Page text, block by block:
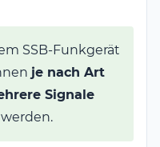
SSB-Funkgerät
je nach Art
Signale